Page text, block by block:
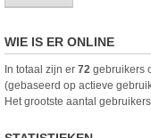
WIE IS ER ONLINE
In totaal zijn er 72 gebruikers
(gebaseerd op actieve
Het grootste aantal